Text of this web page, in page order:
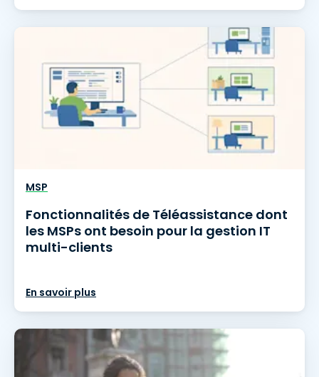
MSP
Fonctionnalités de Téléassistance dont
les MSPs ont besoin pour la gestion IT
multi-clients
En savoir plus